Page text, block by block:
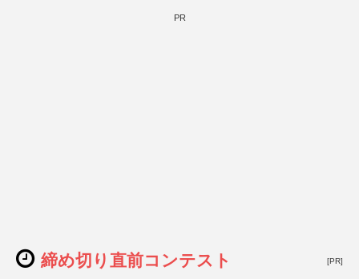
PR
締め切り直前コンテスト [PR]